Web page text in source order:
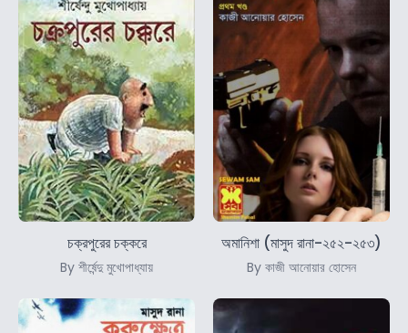
চক্রপুরের চক্করে
By শীর্ষেন্দু মুখোপাধ্যায়
অমানিশা (মাসুদ রানা-২৫২-২৫৩)
By কাজী আনোয়ার হোসেন